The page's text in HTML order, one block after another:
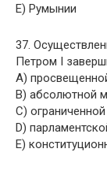
E) Румынии
37.
Петром I
A)
B) абсолютной
C)
D)
E)